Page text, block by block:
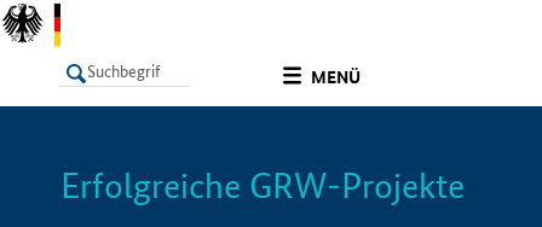
MENÜ
LISTE Info
Erfolgreiche GRW-Projekte